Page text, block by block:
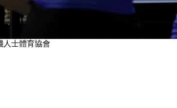
人士體育協會